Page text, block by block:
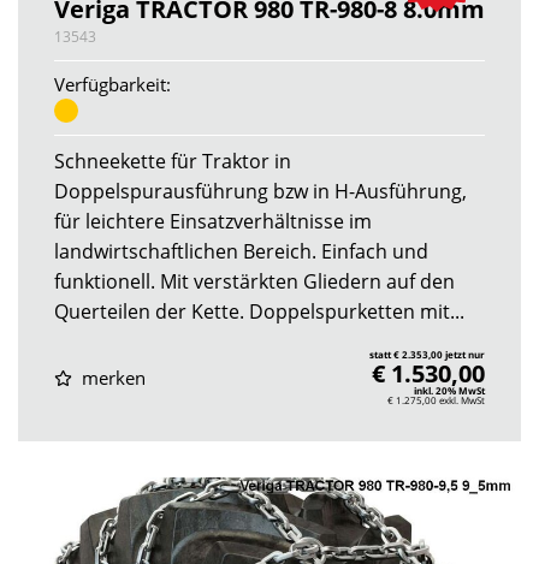
Veriga TRACTOR 980 TR-980-8 8.0mm
13543
Verfügbarkeit:
Schneekette für Traktor in
Doppelspurausführung bzw in H-Ausführung,
für leichtere Einsatzverhältnisse im
landwirtschaftlichen Bereich. Einfach und
funktionell. Mit verstärkten Gliedern auf den
Querteilen der Kette. Doppelspurketten mit...
merken
statt € 2.353,00 jetzt nur
€ 1.530,00
inkl. 20% MwSt
€ 1.275,00exkl. MwSt